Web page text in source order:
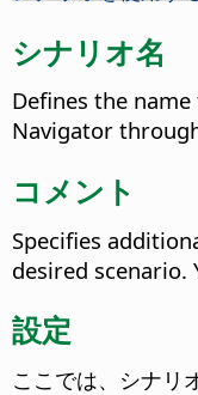
シナリオ名
Defines the
Navigator
コメント
Specifies
desired scenario.
設定
ここでは、シナリ